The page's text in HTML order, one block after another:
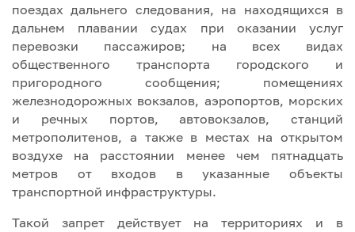
поездах дальнего следования, на находящихся в
дальнем плавании судах при оказании услуг
перевозки пассажиров; на всех видах
общественного транспорта городского и
пригородного сообщения; помещениях
железнодорожных вокзалов, аэропортов, морских
и речных портов, автовокзалов, станций
метрополитенов, а также в местах на открытом
воздухе на расстоянии менее чем пятнадцать
метров от входов в указанные объекты
транспортной инфраструктуры.
Такой запрет действует на территориях и в